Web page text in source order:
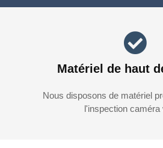
Matériel de haut
Nous disposons de matériel
l'inspection caméra